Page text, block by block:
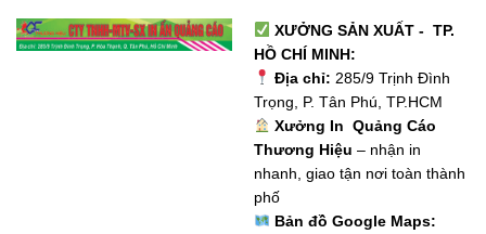
XƯỞNG SẢN XUẤT - TP.
HỒ CHÍ MINH:
Địa chỉ: 285/9 Trịnh Đình
Trọng, P. Tân Phú, TP.HCM
Xưởng In Quảng Cáo
Thương Hiệu – nhận in
nhanh, giao tận nơi toàn thành
phố
Bản đồ Google Maps: